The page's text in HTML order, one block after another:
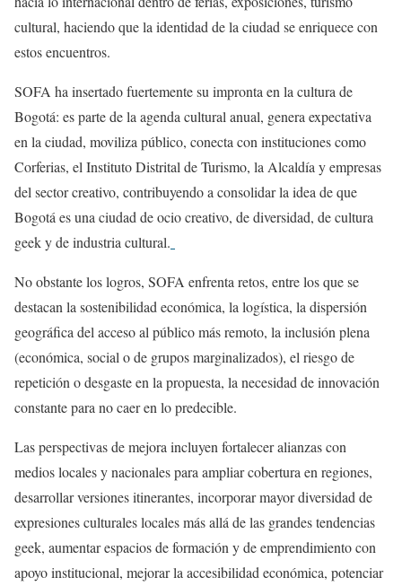
cultural, haciendo que la identidad de la ciudad se enriquece con
estos encuentros.
SOFA ha insertado fuertemente su impronta en la cultura de
Bogotá: es parte de la agenda cultural anual, genera expectativa
en la ciudad, moviliza público, conecta con instituciones como
Corferias, el Instituto Distrital de Turismo, la Alcaldía y empresas
del sector creativo, contribuyendo a consolidar la idea de que
Bogotá es una ciudad de ocio creativo, de diversidad, de cultura
geek y de industria cultural.
No obstante los logros, SOFA enfrenta retos, entre los que se
destacan la sostenibilidad económica, la logística, la dispersión
geográfica del acceso al público más remoto, la inclusión plena
(económica, social o de grupos marginalizados), el riesgo de
repetición o desgaste en la propuesta, la necesidad de innovación
constante para no caer en lo predecible.
Las perspectivas de mejora incluyen fortalecer alianzas con
medios locales y nacionales para ampliar cobertura en regiones,
desarrollar versiones itinerantes, incorporar mayor diversidad de
expresiones culturales locales más allá de las grandes tendencias
geek, aumentar espacios de formación y de emprendimiento con
apoyo institucional, mejorar la accesibilidad económica, potenciar